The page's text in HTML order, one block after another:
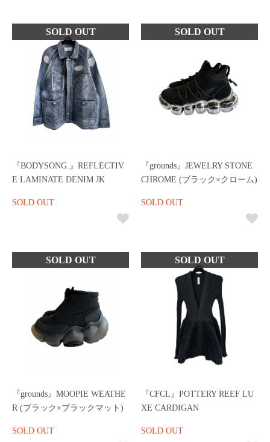
『BODYSONG.』REFLECTIV
E LAMINATE DENIM JK
SOLD OUT
『grounds』JEWELRY STONE
CHROME (ブラック×クローム)
SOLD OUT
『grounds』MOOPIE WEATHE
R (ブラック×ブラックマット)
SOLD OUT
『CFCL』POTTERY REEF LU
XE CARDIGAN
SOLD OUT